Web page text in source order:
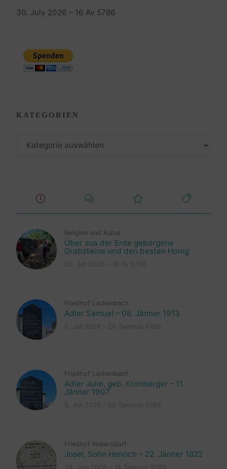
30. July 2026 – 16 Av 5786
KATEGORIEN
Religion und Kultur
Über aus der Erde geborgene
Grabsteine und den besten Honig
Friedhof Lackenbach
Adler Samuel – 08. Jänner 1913
Friedhof Lackenbach
Adler Julie, geb. Kronberger – 11.
Jänner 1907
Friedhof Kobersdorf
Josel, Sohn Henoch – 22. Jänner 1822